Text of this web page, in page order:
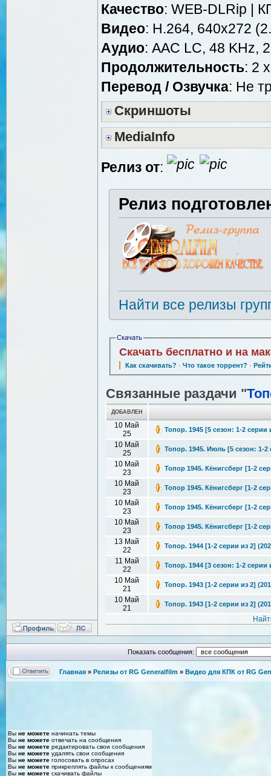
Качество: WEB-DLRip |
Видео: Н.264, 640x272
Аудио: AAC LC, 48 KHz,
Продолжительность: 2
Перевод / Озвучка: Не
Скриншоты
MediaInfo
Релиз от:
Релиз
Найти все релизы
Скачать
Скачать бесплатно и на
Как скачивать? · Что такое торрент? ·
Связанные раздачи "
ДОБАВЛЕН
10 Май
25
Топор. 1945 [5 сезон: 1-2 серии
10 Май
25
Топор. 1945. Июль [5 сезон: 1-2
10 Май
23
Топор 1945. Кёнигсберг [1-2
10 Май
23
Топор 1945. Кёнигсберг [1-2
10 Май
23
Топор 1945. Кёнигсберг [1-2
10 Май
23
Топор 1945. Кёнигсберг [1-2
13 Май
22
Топор. 1944 [1-2 серии из 2]
11 Май
22
Топор. 1944 [3 сезон: 1-2 серии
10 Май
21
Топор. 1943 [1-2 серии из 2]
10 Май
21
Топор. 1943 [1-2 серии из 2]
Показать сообщения:
Главная » Релизы от RG Generalfilm » Видео для КПК от RG
Вы не можете начинать темы
Вы не можете отвечать на сообщения
Вы не можете редактировать свои сообщения
Вы не можете удалять свои сообщения
Вы не можете голосовать в опросах
Вы не можете прикреплять файлы к сообщениям
Вы не можете скачивать файлы